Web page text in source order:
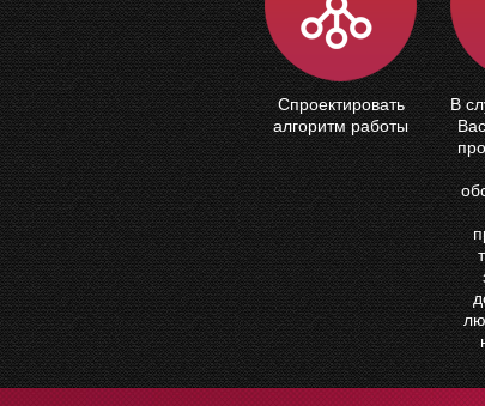
Спроектировать
алгоритм работы
В